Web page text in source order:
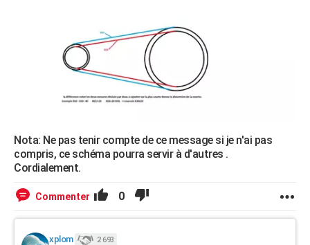
Nota: Ne pas tenir compte de ce message si je n'ai pas
compris, ce schéma pourra servir à d'autres .
Cordialement.
Commenter 0
xplom 2 693